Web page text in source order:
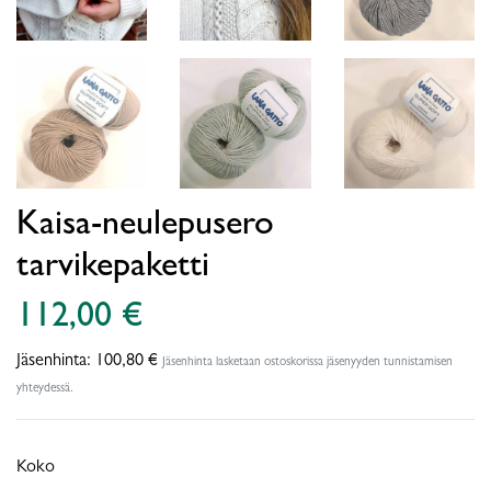
Kaisa-neulepusero
tarvikepaketti
112,00 €
Jäsenhinta: 100,80 € Jäsenhinta lasketaan ostoskorissa jäsenyyden tunnistamisen
yhteydessä.
Koko